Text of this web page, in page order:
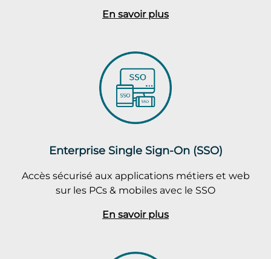
En savoir plus
Enterprise Single Sign-On (SSO)
Accès sécurisé aux applications métiers et web
sur les PCs & mobiles avec le SSO
En savoir plus